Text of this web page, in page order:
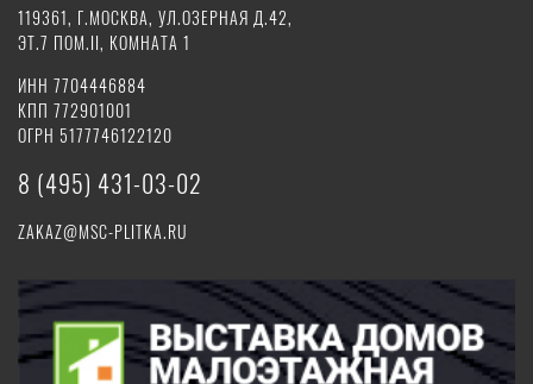
119361, Г.МОСКВА, УЛ.ОЗЕРНАЯ Д.42,
ЭТ.7 ПОМ.II, КОМНАТА 1
ИНН 7704446884
КПП 772901001
ОГРН 5177746122120
8 (495) 431-03-02
ZAKAZ@MSC-PLITKA.RU